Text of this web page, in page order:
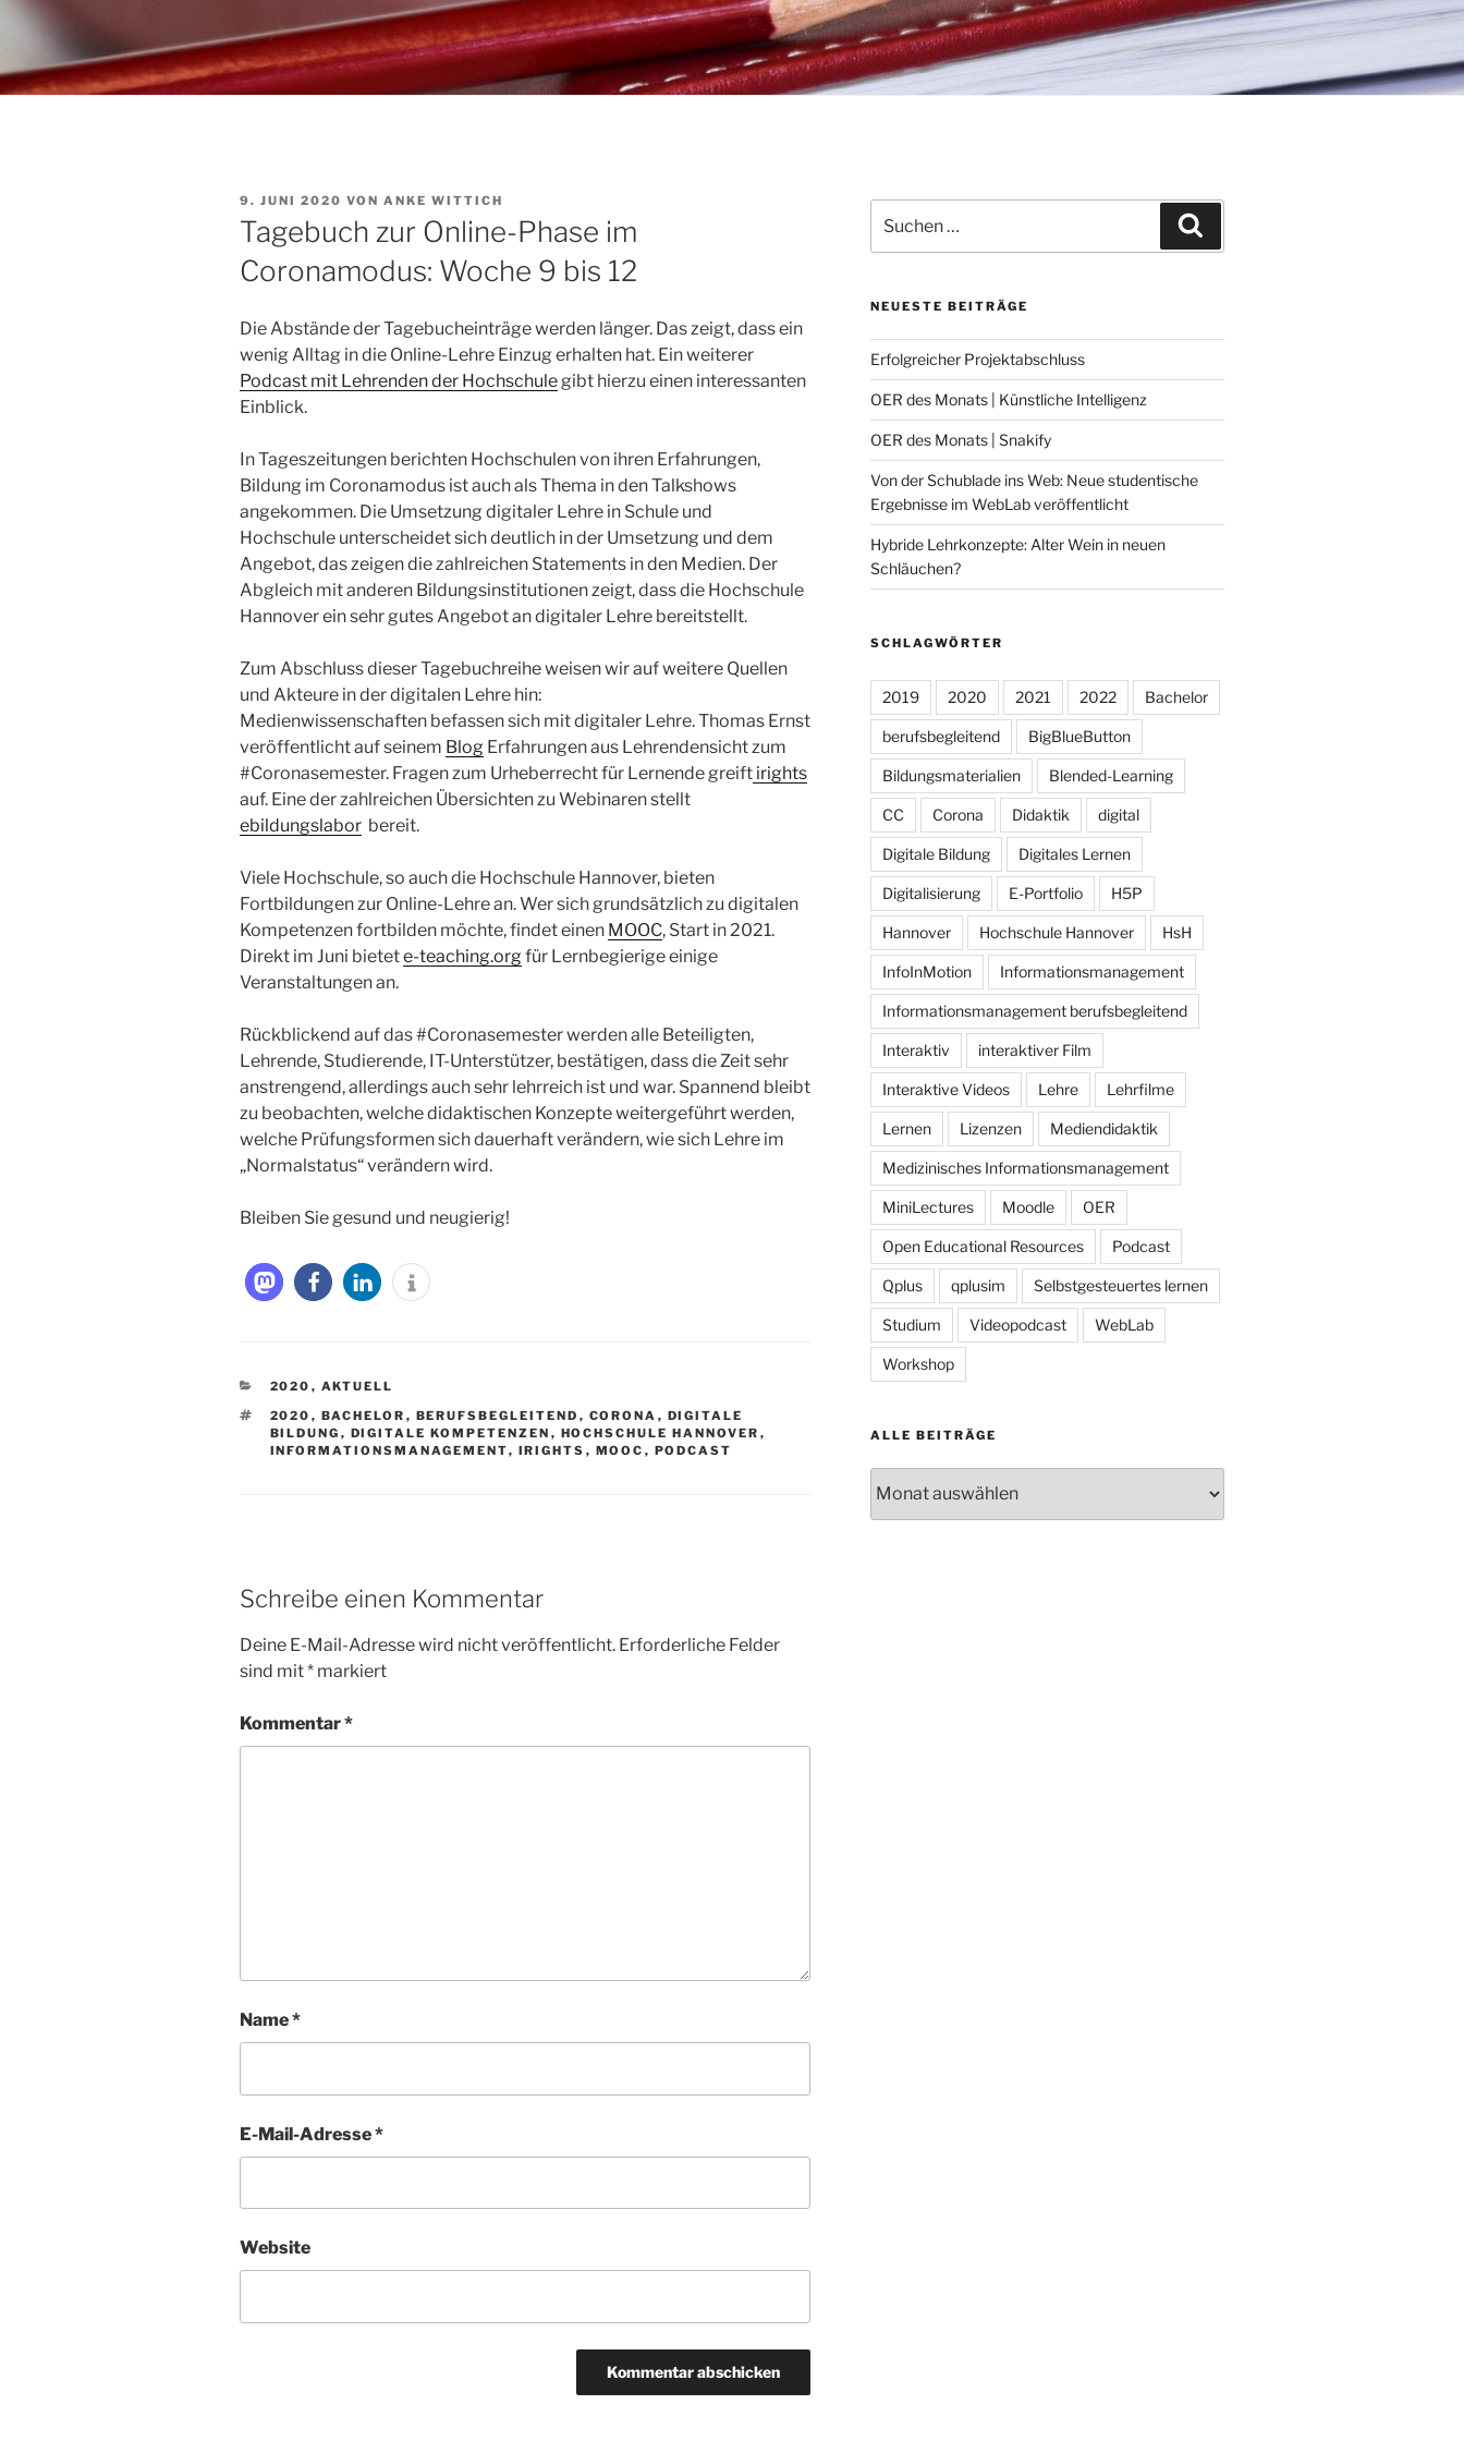
VERÖFFENTLICHT
AM
9. JUNI 2020 VON ANKE WITTICH
Tagebuch zur Online-Phase im
Coronamodus: Woche 9 bis 12
Die Abstände der Tagebucheinträge werden länger. Das zeigt, dass ein
wenig Alltag in die Online-Lehre Einzug erhalten hat. Ein weiterer
Podcast mit Lehrenden der Hochschule gibt hierzu einen interessanten
Einblick.
In Tageszeitungen berichten Hochschulen von ihren Erfahrungen,
Bildung im Coronamodus ist auch als Thema in den Talkshows
angekommen. Die Umsetzung digitaler Lehre in Schule und
Hochschule unterscheidet sich deutlich in der Umsetzung und dem
Angebot, das zeigen die zahlreichen Statements in den Medien. Der
Abgleich mit anderen Bildungsinstitutionen zeigt, dass die Hochschule
Hannover ein sehr gutes Angebot an digitaler Lehre bereitstellt.
Zum Abschluss dieser Tagebuchreihe weisen wir auf weitere Quellen
und Akteure in der digitalen Lehre hin:
Medienwissenschaften befassen sich mit digitaler Lehre. Thomas Ernst
veröffentlicht auf seinem Blog Erfahrungen aus Lehrendensicht zum
#Coronasemester. Fragen zum Urheberrecht für Lernende greift irights
auf. Eine der zahlreichen Übersichten zu Webinaren stellt
ebildungslabor bereit.
Viele Hochschule, so auch die Hochschule Hannover, bieten
Fortbildungen zur Online-Lehre an. Wer sich grundsätzlich zu digitalen
Kompetenzen fortbilden möchte, findet einen MOOC, Start in 2021.
Direkt im Juni bietete-teaching.orgfür Lernbegierige einige
Veranstaltungen an.
Rückblickend auf das #Coronasemester werden alle Beteiligten,
Lehrende, Studierende, IT-Unterstützer, bestätigen, dass die Zeit sehr
anstrengend, allerdings auch sehr lehrreich ist und war. Spannend bleibt
zu beobachten, welche didaktischen Konzepte weitergeführt werden,
welche Prüfungsformen sich dauerhaft verändern, wie sich Lehre im
„Normalstatus“ verändern wird.
Bleiben Sie gesund und neugierig!
KATEGORIEN
2020 , AKTUELL
SCHLAGWÖRTER
2020 , BACHELOR , BERUFSBEGLEITEND , CORONA , DIGITALE
BILDUNG , DIGITALE KOMPETENZEN , HOCHSCHULE HANNOVER ,
INFORMATIONSMANAGEMENT, IRIGHTS , MOOC , PODCAST
Schreibe einen Kommentar
Deine E-Mail-Adresse wird nicht veröffentlicht. Erforderliche Felder
sind mit* markiert
Kommentar*
Name*
E-Mail-Adresse*
Website
nach:
NEUESTE BEITRÄGE
Erfolgreicher Projektabschluss
OER des Monats | Künstliche Intelligenz
OER des Monats | Snakify
Von der Schublade ins Web: Neue studentische
Ergebnisse im WebLab veröffentlicht
Hybride Lehrkonzepte: Alter Wein in neuen
Schläuchen?
SCHLAGWÖRTER
2019 2020 2021 2022 Bachelor
berufsbegleitend BigBlueButton
Bildungsmaterialien Blended-Learning
CC Corona Didaktik digital
Digitale Bildung Digitales Lernen
Digitalisierung E-Portfolio H5P
Hannover Hochschule Hannover HsH
InfoInMotion Informationsmanagement
Informationsmanagement berufsbegleitend
Interaktiv interaktiver Film
Interaktive Videos Lehre Lehrfilme
Lernen Lizenzen Mediendidaktik
Medizinisches Informationsmanagement
MiniLectures Moodle OER
Open Educational Resources Podcast
Qplus qplusim Selbstgesteuertes lernen
Studium Videopodcast WebLab
Workshop
ALLE BEITRÄGE
Beiträge